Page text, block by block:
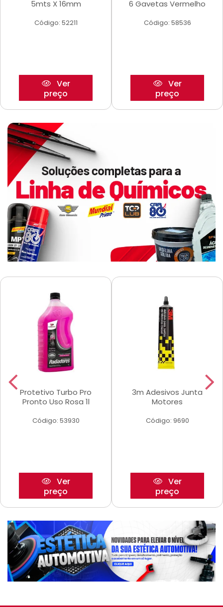
5mts X 16mm
Código: 52211
Ver
preço
6 Gavetas Vermelho
Código: 58536
Ver
preço
Protetivo Turbo Pro
Pronto Uso Rosa 1l
Código: 53930
Ver
preço
3m Adesivos Junta
Motores
Código: 9690
Ver
preço